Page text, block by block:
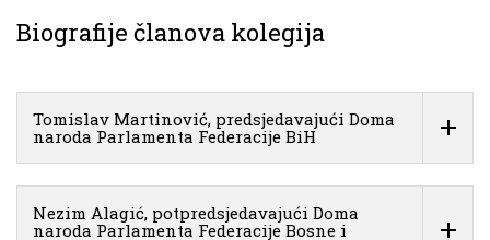
Biografije članova kolegija
Tomislav Martinović, predsjedavajući Doma
naroda Parlamenta Federacije BiH
Nezim Alagić, potpredsjedavajući Doma
naroda Parlamenta Federacije Bosne i